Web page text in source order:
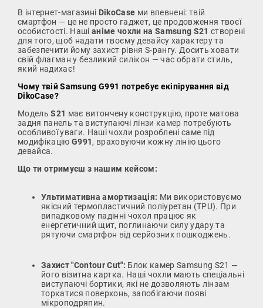
В інтернет-магазині DikoCase ми впевнені: твій
смартфон — це не просто гаджет, це продовження твоєї
особистості. Нашіаніме чохли на Samsung S21 створені
для того, щоб надати твоєму девайсу характеру та
забезпечити йому захист рівня S-рангу. Досить ховати
свій флагман у безликий силікон — час обрати стиль,
який надихає!
Чому твій Samsung G991 потребує екіпірування від
DikoCase?
МодельS21 має витончену конструкцію, проте матова
задня панель та виступаючі лінзи камер потребують
особливої уваги. Наші чохли розроблені саме під
модифікаціюG991, враховуючи кожну лінію цього
девайса.
Що ти отримуєш з нашим кейсом:
Ультимативна амортизація: Ми використовуємо
якісний термопластичний поліуретан (TPU). При
випадковому падінні чохол працює як
енергетичний щит, поглинаючи силу удару та
рятуючи смартфон від серйозних пошкоджень.
Захист "Contour Cut": Блок камер Samsung S21 —
його візитна картка. Наші чохли мають спеціальні
виступаючі бортики, які не дозволяють лінзам
торкатися поверхонь, запобігаючи появі
мікроподряпин.